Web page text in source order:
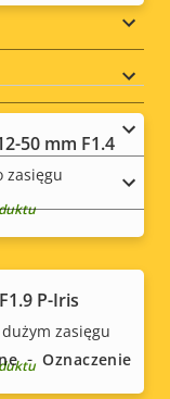
50 mm F1.4
zasięgu
P-Iris
zasięgu
Oznaczenie